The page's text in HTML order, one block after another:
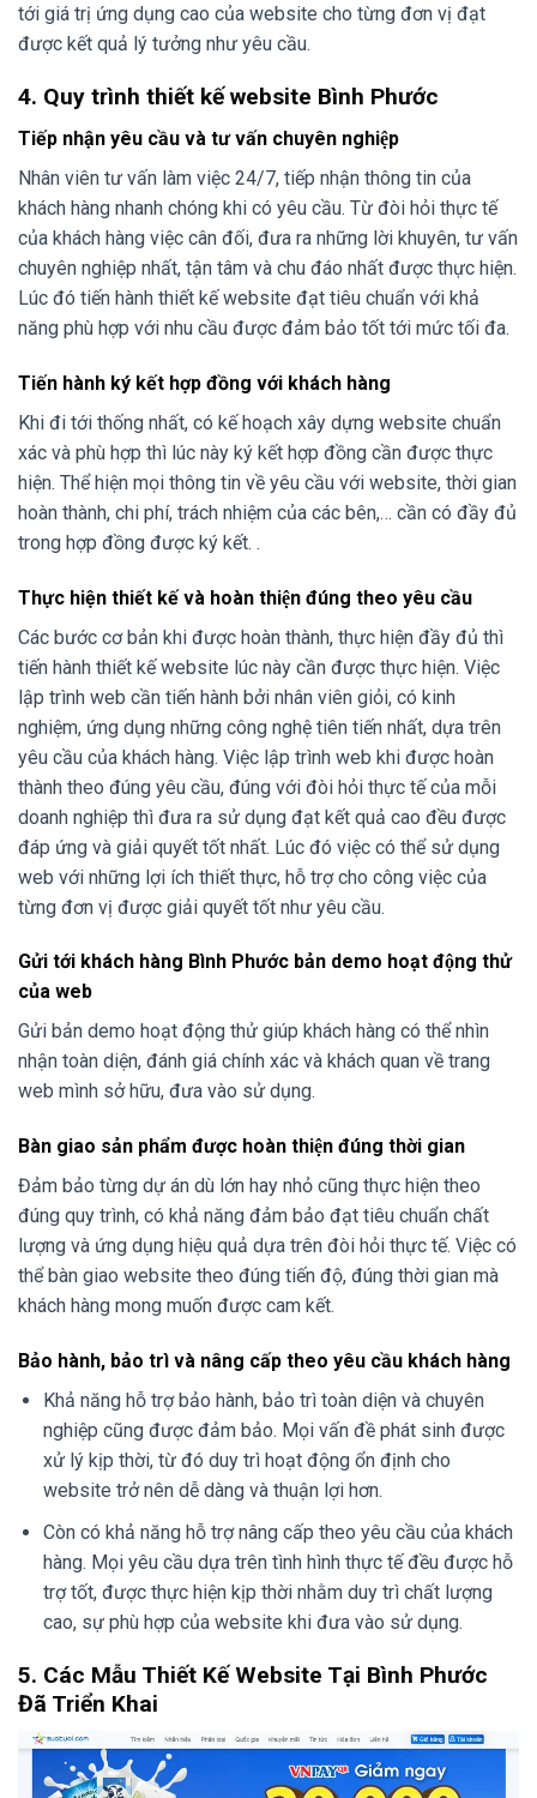
tới giá trị ứng dụng cao của website cho từng đơn vị đạt
được kết quả lý tưởng như yêu cầu.
4. Quy trình thiết kế website Bình Phước
Tiếp nhận yêu cầu và tư vấn chuyên nghiệp
Nhân viên tư vấn làm việc 24/7, tiếp nhận thông tin của
khách hàng nhanh chóng khi có yêu cầu. Từ đòi hỏi thực tế
của khách hàng việc cân đối, đưa ra những lời khuyên, tư vấn
chuyên nghiệp nhất, tận tâm và chu đáo nhất được thực hiện.
Lúc đó tiến hành thiết kế website đạt tiêu chuẩn với khả
năng phù hợp với nhu cầu được đảm bảo tốt tới mức tối đa.
Tiến hành ký kết hợp đồng với khách hàng
Khi đi tới thống nhất, có kế hoạch xây dựng website chuẩn
xác và phù hợp thì lúc này ký kết hợp đồng cần được thực
hiện. Thể hiện mọi thông tin về yêu cầu với website, thời gian
hoàn thành, chi phí, trách nhiệm của các bên,… cần có đầy đủ
trong hợp đồng được ký kết. .
Thực hiện thiết kế và hoàn thiện đúng theo yêu cầu
Các bước cơ bản khi được hoàn thành, thực hiện đầy đủ thì
tiến hành thiết kế website lúc này cần được thực hiện. Việc
lập trình web cần tiến hành bởi nhân viên giỏi, có kinh
nghiệm, ứng dụng những công nghệ tiên tiến nhất, dựa trên
yêu cầu của khách hàng. Việc lập trình web khi được hoàn
thành theo đúng yêu cầu, đúng với đòi hỏi thực tế của mỗi
doanh nghiệp thì đưa ra sử dụng đạt kết quả cao đều được
đáp ứng và giải quyết tốt nhất. Lúc đó việc có thể sử dụng
web với những lợi ích thiết thực, hỗ trợ cho công việc của
từng đơn vị được giải quyết tốt như yêu cầu.
Gửi tới khách hàng Bình Phước bản demo hoạt động thử
của web
Gửi bản demo hoạt động thử giúp khách hàng có thể nhìn
nhận toàn diện, đánh giá chính xác và khách quan về trang
web mình sở hữu, đưa vào sử dụng.
Bàn giao sản phẩm được hoàn thiện đúng thời gian
Đảm bảo từng dự án dù lớn hay nhỏ cũng thực hiện theo
đúng quy trình, có khả năng đảm bảo đạt tiêu chuẩn chất
lượng và ứng dụng hiệu quả dựa trên đòi hỏi thực tế. Việc có
thể bàn giao website theo đúng tiến độ, đúng thời gian mà
khách hàng mong muốn được cam kết.
Bảo hành, bảo trì và nâng cấp theo yêu cầu khách hàng
Khả năng hỗ trợ bảo hành, bảo trì toàn diện và chuyên
nghiệp cũng được đảm bảo. Mọi vấn đề phát sinh được
xử lý kịp thời, từ đó duy trì hoạt động ổn định cho
website trở nên dễ dàng và thuận lợi hơn.
Còn có khả năng hỗ trợ nâng cấp theo yêu cầu của khách
hàng. Mọi yêu cầu dựa trên tình hình thực tế đều được hỗ
trợ tốt, được thực hiện kịp thời nhằm duy trì chất lượng
cao, sự phù hợp của website khi đưa vào sử dụng.
5. Các Mẫu Thiết Kế Website Tại Bình Phước
Đã Triển Khai